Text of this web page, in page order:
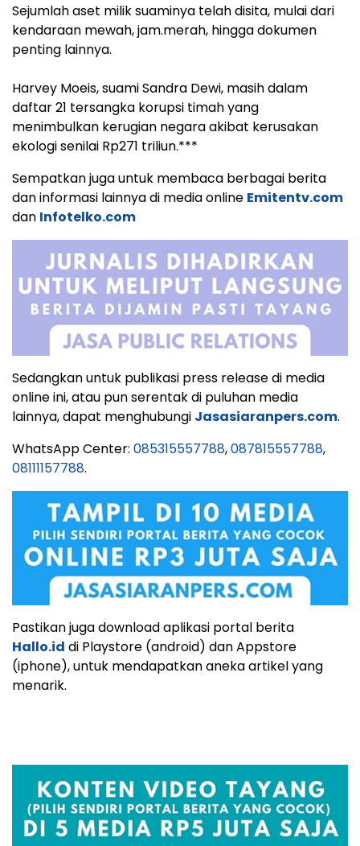
Sejumlah aset milik suaminya telah disita, mulai dari
kendaraan mewah, jam.merah, hingga dokumen
penting lainnya.
Harvey Moeis, suami Sandra Dewi, masih dalam
daftar 21 tersangka korupsi timah yang
menimbulkan kerugian negara akibat kerusakan
ekologi senilai Rp271 triliun.***
Sempatkan juga untuk membaca berbagai berita
dan informasi lainnya di media online Emitentv.com
dan Infotelko.com
Sedangkan untuk publikasi press release di media
online ini, atau pun serentak di puluhan media
lainnya, dapat menghubungi Jasasiaranpers.com.
WhatsApp Center: 085315557788,087815557788,
08111157788.
Pastikan juga download aplikasi portal berita
Hallo.id di Playstore (android) dan Appstore
(iphone), untuk mendapatkan aneka artikel yang
menarik.